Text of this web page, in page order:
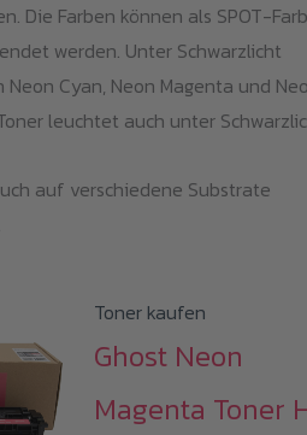
Die Farben können als SPOT-
werden. Unter Schwarzlicht
Cyan, Neon Magenta und
leuchtet auch unter
auf verschiedene Substrate
Toner kaufen
Ghost Neon
Magenta Toner